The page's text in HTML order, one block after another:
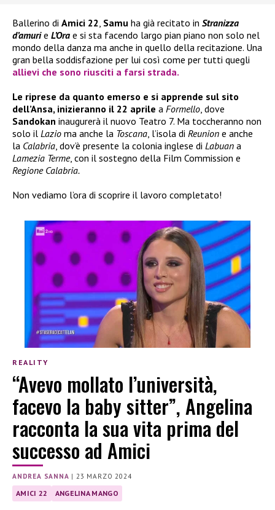
Ballerino di Amici 22, Samu ha già recitato in Stranizza
d’amurie L’Ora e si sta facendo largo pian piano non solo nel
mondo della danza ma anche in quello della recitazione. Una
gran bella soddisfazione per lui così come per tutti quegli
allievi che sono riusciti a farsi strada.
Le riprese da quanto emerso e si apprende sul sito
dell’Ansa, inizieranno il 22 aprile a Formello, dove
Sandokan inaugurerà il nuovo Teatro 7. Ma toccheranno non
solo il Lazio ma anche la Toscana, l’isola di Reunion e anche
la Calabria, dov’è presente la colonia inglese di Labuan a
Lamezia Terme, con il sostegno della Film Commission e
Regione Calabria.
Non vediamo l’ora di scoprire il lavoro completato!
REALITY
“Avevo mollato l’università,
facevo la baby sitter”, Angelina
racconta la sua vita prima del
successo ad Amici
ANDREA SANNA | 23 MARZO 2024
AMICI 22 ANGELINA MANGO